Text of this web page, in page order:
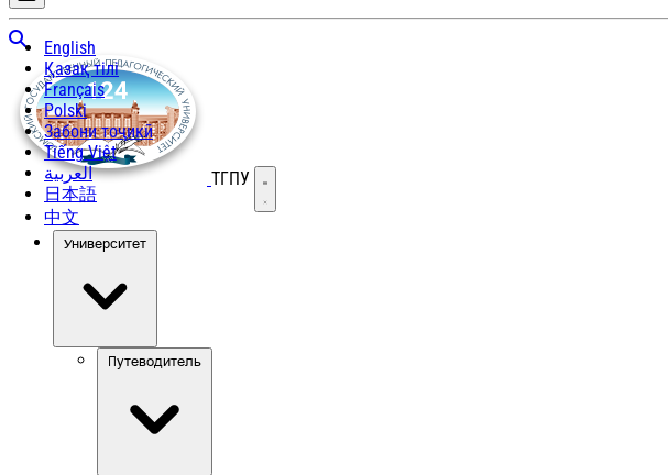
English
Қазақ тілі
Français
Polski
Забони тоҷикӣ
Tiếng Việt
العربية
日本語
中文
ТГПУ Открыть меню
Университет
Путеводитель